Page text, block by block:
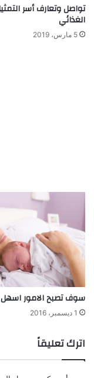
تواصل وتعارف أسر
الغذائي
5 مارس، 2019
سوف تصبح الامور اسهل
1 ديسمبر، 2016
اترك تعليقاً